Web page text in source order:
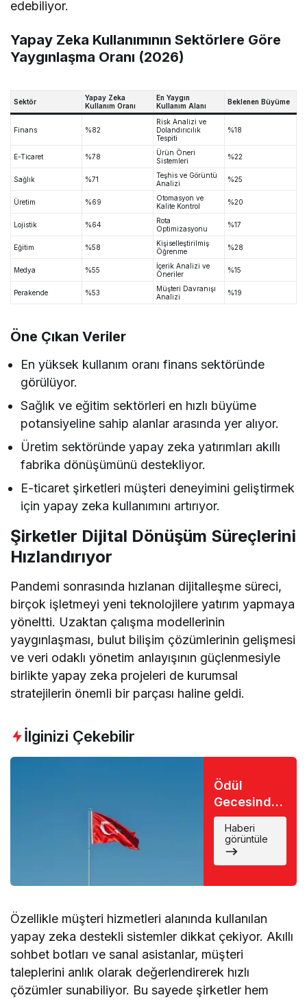
edebiliyor.
Yapay Zeka Kullanımının Sektörlere Göre
Yaygınlaşma Oranı (2026)
Sektör
Yapay Zeka
Kullanım Oranı
En Yaygın
Kullanım Alanı
Beklenen Büyüme
Finans %82
Risk Analizi ve
Dolandırıcılık
Tespiti
%18
E-Ticaret %78
Ürün Öneri
Sistemleri
%22
Sağlık %71
Teşhis ve Görüntü
Analizi
%25
Üretim %69
Otomasyon ve
Kalite Kontrol
%20
Lojistik %64
Rota
Optimizasyonu
%17
Eğitim %58
Kişiselleştirilmiş
Öğrenme
%28
Medya %55
İçerik Analizi ve
Öneriler
%15
Perakende %53
Müşteri Davranışı
Analizi
%19
Öne Çıkan Veriler
En yüksek kullanım oranı finans sektöründe
görülüyor.
Sağlık ve eğitim sektörleri en hızlı büyüme
potansiyeline sahip alanlar arasında yer alıyor.
Üretim sektöründe yapay zeka yatırımları akıllı
fabrika dönüşümünü destekliyor.
E-ticaret şirketleri müşteri deneyimini geliştirmek
için yapay zeka kullanımını artırıyor.
Şirketler Dijital Dönüşüm Süreçlerini
Hızlandırıyor
Pandemi sonrasında hızlanan dijitalleşme süreci,
birçok işletmeyi yeni teknolojilere yatırım yapmaya
yöneltti. Uzaktan çalışma modellerinin
yaygınlaşması, bulut bilişim çözümlerinin gelişmesi
ve veri odaklı yönetim anlayışının güçlenmesiyle
birlikte yapay zeka projeleri de kurumsal
stratejilerin önemli bir parçası haline geldi.
İlginizi Çekebilir
Ödül
Gecesinde
Büyük Şok:
Favori İsim
Eli Boş
Döndü
Haberi
görüntüle
Özellikle müşteri hizmetleri alanında kullanılan
yapay zeka destekli sistemler dikkat çekiyor. Akıllı
sohbet botları ve sanal asistanlar, müşteri
taleplerini anlık olarak değerlendirerek hızlı
çözümler sunabiliyor. Bu sayede şirketler hem